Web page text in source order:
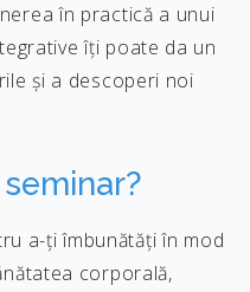
în practică a unui
îți poate da un
și a descoperi noi
a-ți îmbunătăți în mod
corporală,